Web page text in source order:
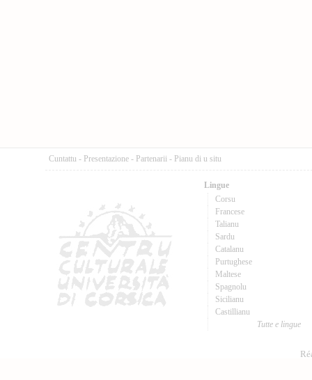
Cuntattu - Presentazione - Partenarii - Pianu di u situ
Lingue
Corsu
Francese
Talianu
Sardu
Catalanu
Purtughese
Maltese
Spagnolu
Sicilianu
Castillianu
Tutte e lingue